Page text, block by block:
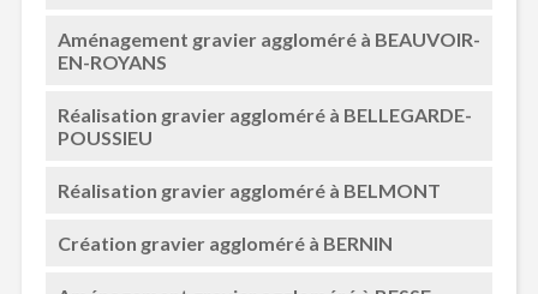
Aménagement gravier aggloméré à BEAUVOIR-
EN-ROYANS
Réalisation gravier aggloméré à BELLEGARDE-
POUSSIEU
Réalisation gravier aggloméré à BELMONT
Création gravier aggloméré à BERNIN